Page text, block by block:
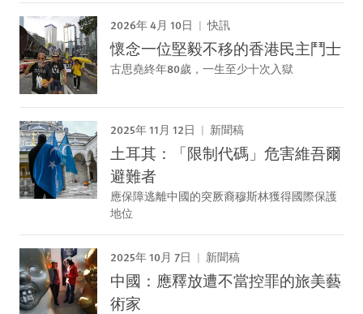
2026年 4月 10日 快訊
懷念一位堅毅不移的香港民主鬥士
古思堯終年80歲，一生至少十次入獄
2025年 11月 12日 新聞稿
土耳其：「限制代碼」危害維吾爾
避難者
應保障逃離中國的突厥裔穆斯林獲得國際保護
地位
2025年 10月 7日 新聞稿
中國：應釋放遭不當控罪的旅美藝
術家